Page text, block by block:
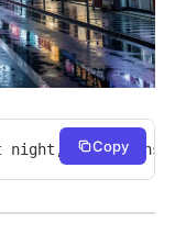
neon signs
Copy